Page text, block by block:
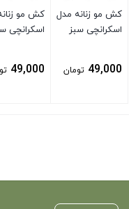
کش مو زنانه مدل
اسکرانچی سبز
49,000 تومان
کش مو
اسکرانچی
49,000